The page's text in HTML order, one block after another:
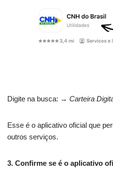
Digite na busca: → Carteira
Esse é o aplicativo oficial que
outros serviços.
3. Confirme se é o aplicativo